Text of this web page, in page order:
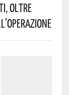
Oltre